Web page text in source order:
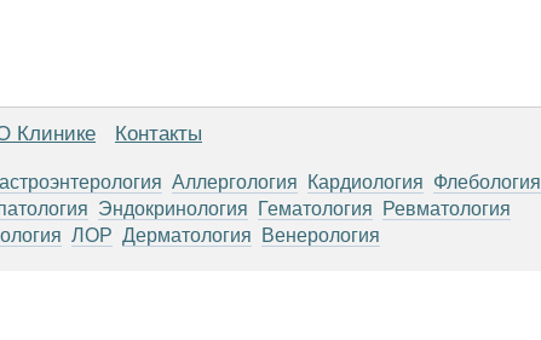
Клинике Контакты
Аллергология Кардиология Флебология
Эндокринология Гематология
Ревматология
ЛОР Дерматология Венерология